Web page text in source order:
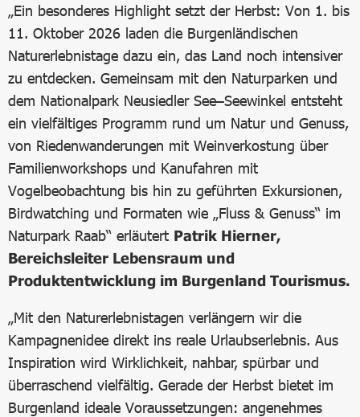
„Ein besonderes Highlight setzt der Herbst: Von 1. bis
11. Oktober 2026 laden die Burgenländischen
Naturerlebnistage dazu ein, das Land noch intensiver
zu entdecken. Gemeinsam mit den Naturparken und
dem Nationalpark Neusiedler See–Seewinkel entsteht
ein vielfältiges Programm rund um Natur und Genuss,
von Riedenwanderungen mit Weinverkostung über
Familienworkshops und Kanufahren mit
Vogelbeobachtung bis hin zu geführten Exkursionen,
Birdwatching und Formaten wie „Fluss & Genuss“ im
Naturpark Raab“ erläutert Patrik Hierner,
Bereichsleiter Lebensraum und
Produktentwicklung im Burgenland Tourismus.
„Mit den Naturerlebnistagen verlängern wir die
Kampagnenidee direkt ins reale Urlaubserlebnis. Aus
Inspiration wird Wirklichkeit, nahbar, spürbar und
überraschend vielfältig. Gerade der Herbst bietet im
Burgenland ideale Voraussetzungen: angenehmes